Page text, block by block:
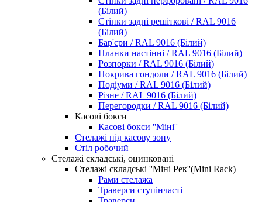
(Білий)
Стінки задні решіткові / RAL 9016
(Білий)
Бар'єри / RAL 9016 (Білий)
Планки настінні / RAL 9016 (Білий)
Розпорки / RAL 9016 (Білий)
Покрива гондоли / RAL 9016 (Білий)
Подіуми / RAL 9016 (Білий)
Різне / RAL 9016 (Білий)
Перегородки / RAL 9016 (Білий)
Касові бокси
Касові бокси ''Міні''
Стелажі під касову зону
Стіл робочий
Стелажі складські, оцинковані
Стелажі складські ''Міні Рек''(Mini Rack)
Рами стелажа
Траверси ступінчасті